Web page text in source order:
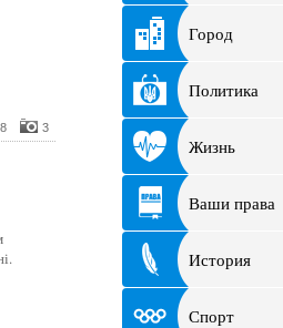
3
Город
Политика
Жизнь
Ваши права
История
Спорт